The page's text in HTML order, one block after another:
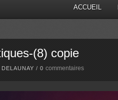
ACCUEIL
(8) copie
/ 0 commentaires